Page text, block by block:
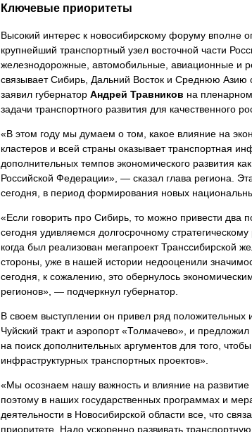
Ключевые приоритеты
Высокий интерес к новосибирскому форуму вполне
крупнейший транспортный узел восточной части
железнодорожные, автомобильные, авиационные и
связывает Сибирь, Дальний Восток и Среднюю
заявил губернатор Андрей Травников на
задачи транспортного развития для качественного
«В этом году мы думаем о том, какое влияние на
кластеров и всей страны оказывает транспортная
дополнительных темпов экономического развития
Российской Федерации», — сказал глава региона.
сегодня, в период формирования новых
«Если говорить про Сибирь, то можно привести
сегодня удивляемся долгосрочному
когда был реализован мегапроект Транссибирской
стороны, уже в нашей истории недооценили
сегодня, к сожалению, это обернулось
регионов», — подчеркнул губернатор.
В своем выступлении он привел ряд положительных
Чуйский тракт и аэропорт «Толмачево», и
на поиск дополнительных аргументов для того,
инфраструктурных транспортных проектов».
«Мы осознаем нашу важность и влияние на
поэтому в наших государственных программах и
деятельности в Новосибирской области все, что
приоритете. Надо ускоренно развивать